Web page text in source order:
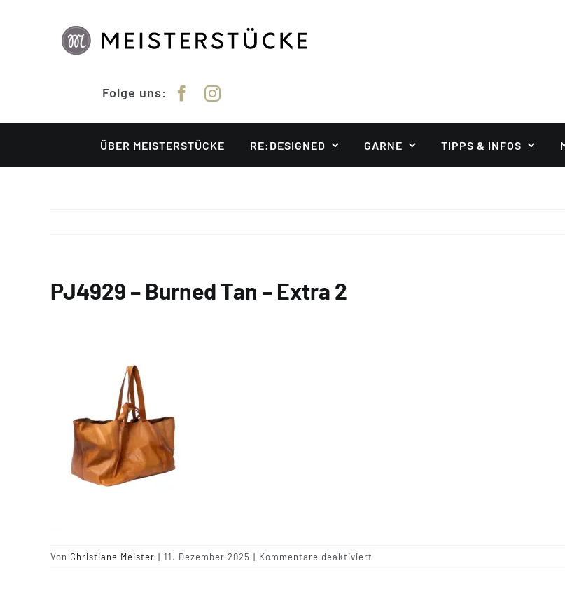
Folge uns:
ÜBER MEISTERSTÜCKE RE:DESIGNED GARNE TIPPS & INFOS
PJ4929 – Burned Tan – Extra 2
Von Christiane Meister | 11. Dezember 2025 | Kommentare deaktiviert